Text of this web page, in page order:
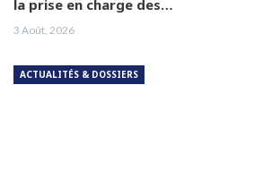
la prise en charge des…
3 Août, 2026
ACTUALITÉS & DOSSIERS